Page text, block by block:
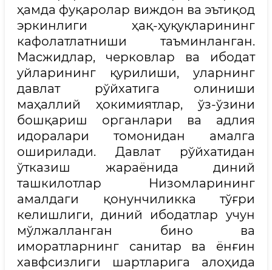
ҳамда фуқаролар виждон ва эътиқод
эркинлиги ҳақ-ҳуқуқларининг
кафолатлатниши таъминланган.
Масжидлар, черковлар ва ибодат
уйларининг қурилиши, уларнинг
давлат рўйхатига олиниши
маҳаллий ҳокимиятлар, ўз-ўзини
бошқариш органлари ва адлия
идоралари томонидан амалга
оширилади. Давлат рўйхатидан
ўтказиш жараёнида диний
ташкилотлар Низомларининг
амалдаги қонунчиликка тўғри
келишлиги, диний ибодатлар учун
мўлжалланган бино ва
иморатларнинг санитар ва ёнғин
хавфсизлиги шартларига алоҳида